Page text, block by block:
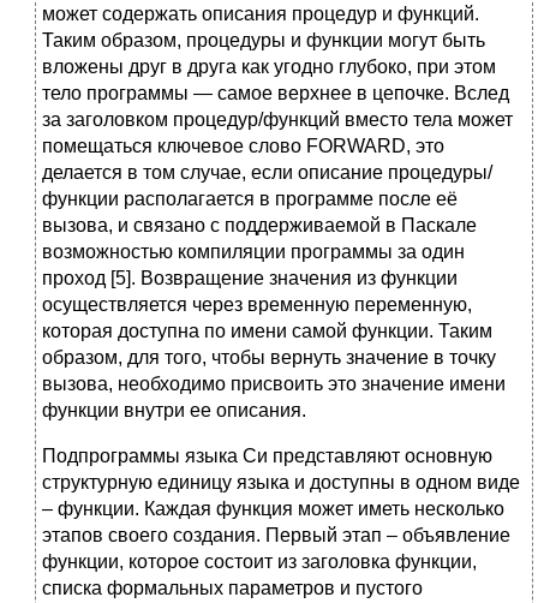
может содержать описания процедур и функций.
Таким образом, процедуры и функции могут быть
вложены друг в друга как угодно глубоко, при этом
тело программы — самое верхнее в цепочке. Вслед
за заголовком процедур/функций вместо тела может
помещаться ключевое слово FORWARD, это
делается в том случае, если описание процедуры/
функции располагается в программе после её
вызова, и связано с поддерживаемой в Паскале
возможностью компиляции программы за один
проход [5]. Возвращение значения из функции
осуществляется через временную переменную,
которая доступна по имени самой функции. Таким
образом, для того, чтобы вернуть значение в точку
вызова, необходимо присвоить это значение имени
функции внутри ее описания.
Подпрограммы языка Си представляют основную
структурную единицу языка и доступны в одном виде
– функции. Каждая функция может иметь несколько
этапов своего создания. Первый этап – объявление
функции, которое состоит из заголовка функции,
списка формальных параметров и пустого